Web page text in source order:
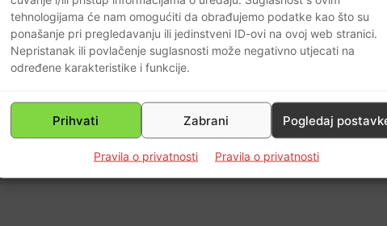
tehnologijama će nam omogućiti da obrađujemo podatke kao što su
ponašanje pri pregledavanju ili jedinstveni ID-ovi na ovoj web stranici.
Nepristanak ili povlačenje suglasnosti može negativno utjecati na
određene karakteristike i funkcije.
Prihvati Zabrani Pogledaj
Pravila o privatnosti Pravila o privatnosti